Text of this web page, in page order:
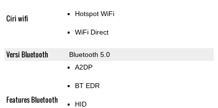
Ciri wifi Hotspot WiFi
WiFi Direct
Versi Bluetooth Bluetooth 5.0
Features Bluetooth
A2DP
BT EDR
HID